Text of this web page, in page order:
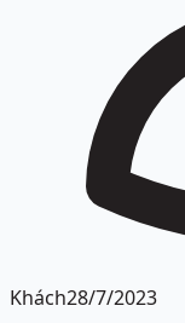
Khách28/7/2023